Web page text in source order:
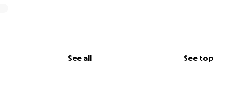
See all See top